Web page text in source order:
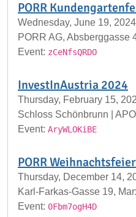
PORR
Wednesday, June 19, 2024
PORR AG, Absberggasse
Event: zCeNfsQRDO
InvestInAustria 2024
Thursday, February 15,
Schloss Schönbrunn |
Event: AryWLOKiBE
PORR
Thursday, December 14,
Karl-Farkas-Gasse 19,
Event: 0Fbm7ogH4D